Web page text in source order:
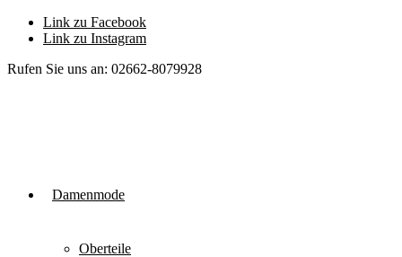
Link zu Facebook
Link zu Instagram
Rufen Sie uns an: 02662-8079928
Damenmode
Oberteile